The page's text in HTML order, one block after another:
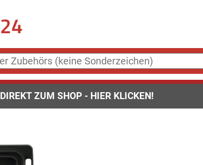
DIREKT ZUM SHOP - HIER KLICKEN!